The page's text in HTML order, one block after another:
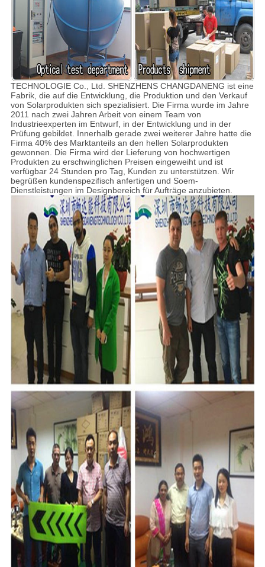
TECHNOLOGIE Co., Ltd. SHENZHENS CHANGDANENG ist eine
Fabrik, die auf die Entwicklung, die Produktion und den Verkauf
von Solarprodukten sich spezialisiert. Die Firma wurde im Jahre
2011 nach zwei Jahren Arbeit von einem Team von
Industrieexperten im Entwurf, in der Entwicklung und in der
Prüfung gebildet. Innerhalb gerade zwei weiterer Jahre hatte die
Firma 40% des Marktanteils an den hellen Solarprodukten
gewonnen. Die Firma wird der Lieferung von hochwertigen
Produkten zu erschwinglichen Preisen eingeweiht und ist
verfügbar 24 Stunden pro Tag, Kunden zu unterstützen. Wir
begrüßen kundenspezifisch anfertigen und Soem-
Dienstleistungen im Designbereich für Aufträge anzubieten.